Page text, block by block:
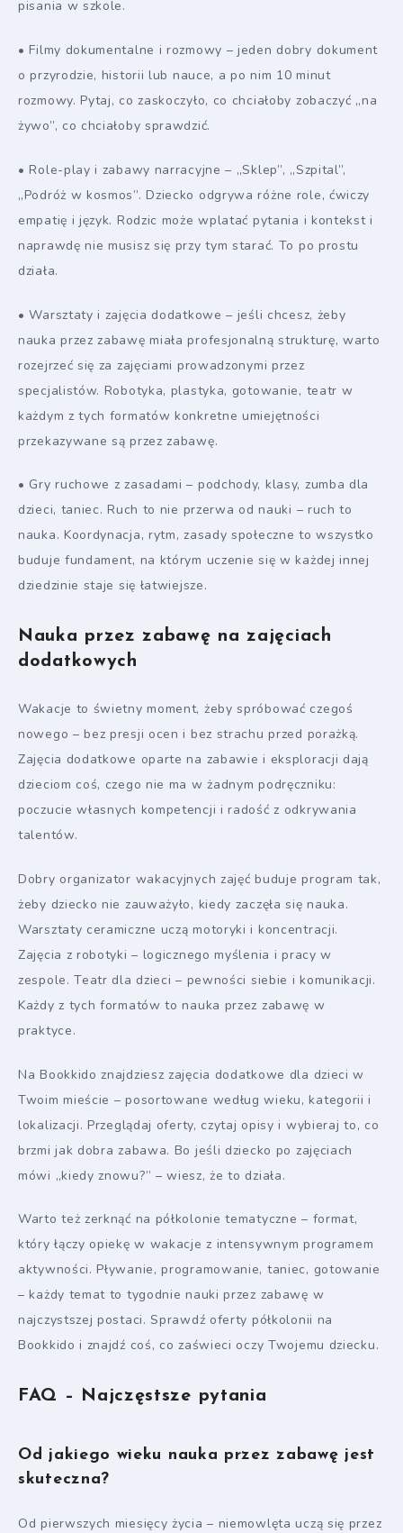
pisania w szkole.
• Filmy dokumentalne i rozmowy – jeden dobry dokument
o przyrodzie, historii lub nauce, a po nim 10 minut
rozmowy. Pytaj, co zaskoczyło, co chciałoby zobaczyć „na
żywo”, co chciałoby sprawdzić.
• Role-play i zabawy narracyjne – „Sklep”, „Szpital”,
„Podróż w kosmos”. Dziecko odgrywa różne role, ćwiczy
empatię i język. Rodzic może wplatać pytania i kontekst i
naprawdę nie musisz się przy tym starać. To po prostu
działa.
• Warsztaty i zajęcia dodatkowe – jeśli chcesz, żeby
nauka przez zabawę miała profesjonalną strukturę, warto
rozejrzeć się za zajęciami prowadzonymi przez
specjalistów. Robotyka, plastyka, gotowanie, teatr w
każdym z tych formatów konkretne umiejętności
przekazywane są przez zabawę.
• Gry ruchowe z zasadami – podchody, klasy, zumba dla
dzieci, taniec. Ruch to nie przerwa od nauki – ruch to
nauka. Koordynacja, rytm, zasady społeczne to wszystko
buduje fundament, na którym uczenie się w każdej innej
dziedzinie staje się łatwiejsze.
Nauka przez zabawę na zajęciach
dodatkowych
Wakacje to świetny moment, żeby spróbować czegoś
nowego – bez presji ocen i bez strachu przed porażką.
Zajęcia dodatkowe oparte na zabawie i eksploracji dają
dzieciom coś, czego nie ma w żadnym podręczniku:
poczucie własnych kompetencji i radość z odkrywania
talentów.
Dobry organizator wakacyjnych zajęć buduje program tak,
żeby dziecko nie zauważyło, kiedy zaczęła się nauka.
Warsztaty ceramiczne uczą motoryki i koncentracji.
Zajęcia z robotyki – logicznego myślenia i pracy w
zespole. Teatr dla dzieci – pewności siebie i komunikacji.
Każdy z tych formatów to nauka przez zabawę w
praktyce.
Na Bookkido znajdziesz zajęcia dodatkowe dla dzieci w
Twoim mieście – posortowane według wieku, kategorii i
lokalizacji. Przeglądaj oferty, czytaj opisy i wybieraj to, co
brzmi jak dobra zabawa. Bo jeśli dziecko po zajęciach
mówi „kiedy znowu?” – wiesz, że to działa.
Warto też zerknąć na półkolonie tematyczne – format,
który łączy opiekę w wakacje z intensywnym programem
aktywności. Pływanie, programowanie, taniec, gotowanie
– każdy temat to tygodnie nauki przez zabawę w
najczystszej postaci. Sprawdź oferty półkolonii na
Bookkido i znajdź coś, co zaświeci oczy Twojemu dziecku.
FAQ – Najczęstsze pytania
Od jakiego wieku nauka przez zabawę jest
skuteczna?
Od pierwszych miesięcy życia – niemowlęta uczą się przez